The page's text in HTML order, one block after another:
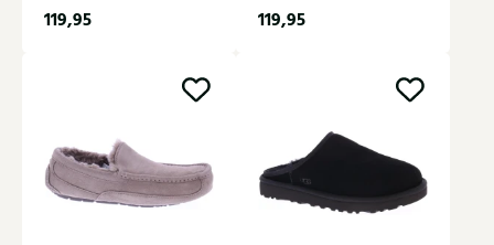
119,95 119,95